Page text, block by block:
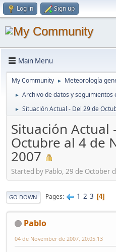
Log in Sign up
Main Menu
My Community ► Meteorología
► Archivo de datos y seguimientos
► Situación Actual - Del 29 de
Situación Actual
Octubre al 4 de
2007
Started by Pablo, 29 de October
GO DOWN Pages 1 2 3 4
Pablo
04 de November de 2007, 20:05:13